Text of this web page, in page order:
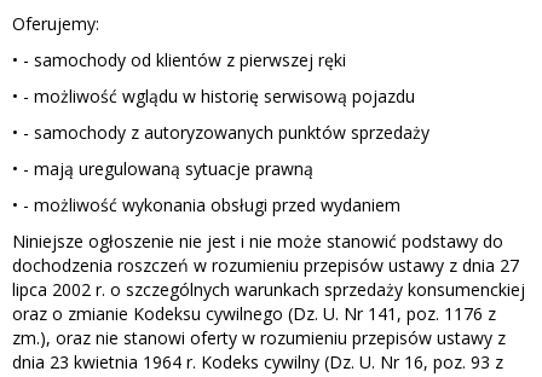
Oferujemy:
• - samochody od klientów z pierwszej ręki
• - możliwość wglądu w historię serwisową pojazdu
• - samochody z autoryzowanych punktów sprzedaży
• - mają uregulowaną sytuacje prawną
• - możliwość wykonania obsługi przed wydaniem
Niniejsze ogłoszenie nie jest i nie może stanowić podstawy do
dochodzenia roszczeń w rozumieniu przepisów ustawy z dnia 27
lipca 2002 r. o szczególnych warunkach sprzedaży konsumenckiej
oraz o zmianie Kodeksu cywilnego (Dz. U. Nr 141, poz. 1176 z
zm.), oraz nie stanowi oferty w rozumieniu przepisów ustawy z
dnia 23 kwietnia 1964 r. Kodeks cywilny (Dz. U. Nr 16, poz. 93 z